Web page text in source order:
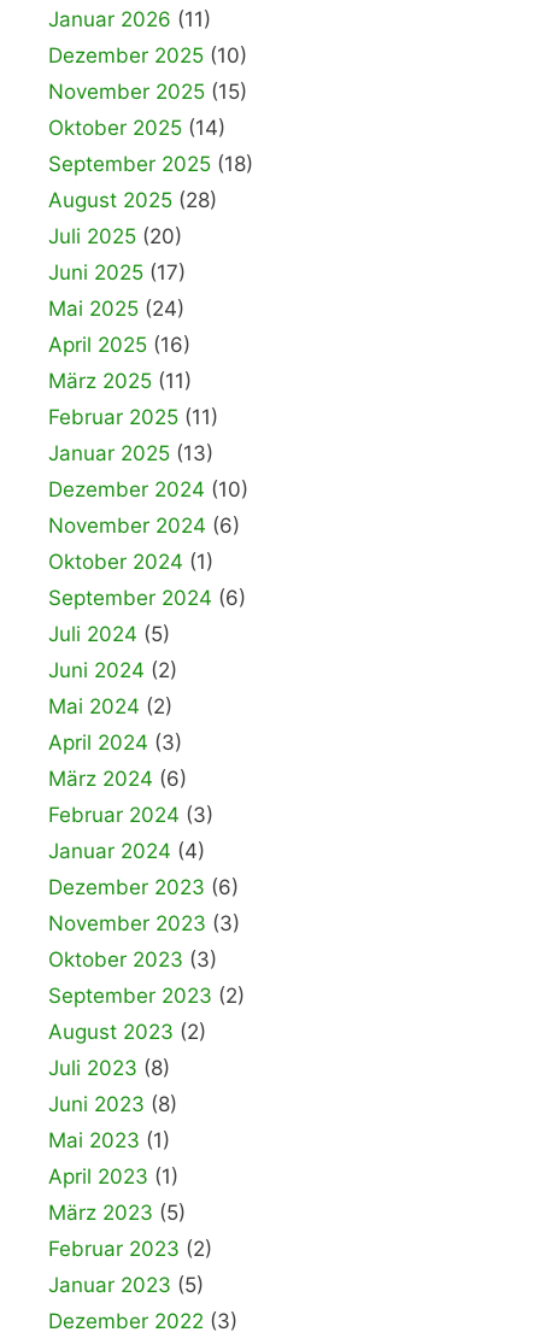
Januar 2026 (11)
Dezember 2025 (10)
November 2025 (15)
Oktober 2025 (14)
September 2025 (18)
August 2025 (28)
Juli 2025 (20)
Juni 2025 (17)
Mai 2025 (24)
April 2025 (16)
März 2025 (11)
Februar 2025 (11)
Januar 2025 (13)
Dezember 2024 (10)
November 2024 (6)
Oktober 2024 (1)
September 2024 (6)
Juli 2024 (5)
Juni 2024 (2)
Mai 2024 (2)
April 2024 (3)
März 2024 (6)
Februar 2024 (3)
Januar 2024 (4)
Dezember 2023 (6)
November 2023 (3)
Oktober 2023 (3)
September 2023 (2)
August 2023 (2)
Juli 2023 (8)
Juni 2023 (8)
Mai 2023 (1)
April 2023 (1)
März 2023 (5)
Februar 2023 (2)
Januar 2023 (5)
Dezember 2022 (3)